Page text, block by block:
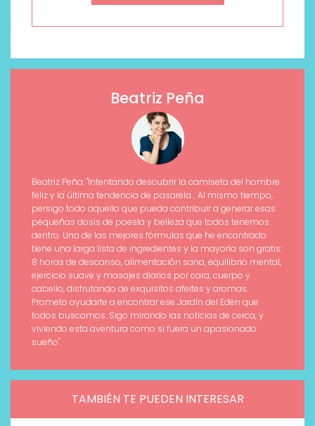
Beatriz Peña
Beatriz Peña: "Intentando descubrir la camiseta del hombre
feliz y la última tendencia de pasarela... Al mismo tiempo,
persigo todo aquello que pueda contribuir a generar esas
pequeñas dosis de poesía y belleza que todos tenemos
dentro. Una de las mejores fórmulas que he encontrado
tiene una larga lista de ingredientes y la mayoría son gratis:
8 horas de descanso, alimentación sana, equilibrio mental,
ejercicio suave y masajes diarios por cara, cuerpo y
cabello, disfrutando de exquisitos afeites y aromas.
Prometo ayudarte a encontrar ese Jardín del Edén que
todos buscamos. Sigo mirando las noticias de cerca, y
viviendo esta aventura como si fuera un apasionado
sueño".
TAMBIÉN TE PUEDEN INTERESAR